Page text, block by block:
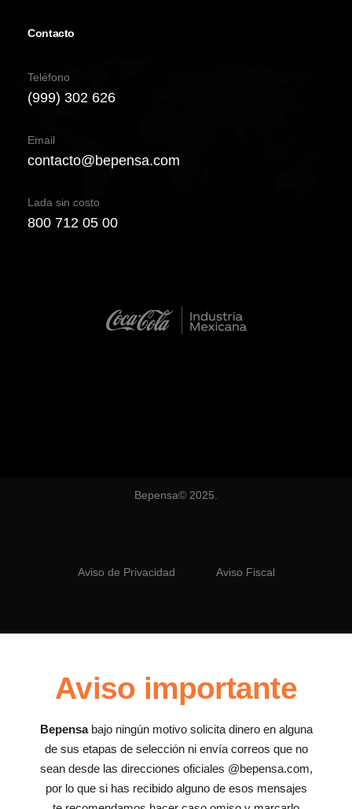
Contacto
Teléfono
(999) 302 626
Email
contacto@bepensa.com
Lada sin costo
800 712 05 00
Bepensa© 2025.
Aviso de Privacidad Aviso Fiscal
Aviso importante
Bepensabajo ningún motivo solicita dinero en alguna
de sus etapas de selección ni envía correos que no
sean desde las direcciones oficiales @bepensa.com,
por lo que si has recibido alguno de esos mensajes